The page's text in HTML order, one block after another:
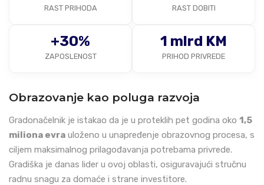
RAST PRIHODA RAST DOBITI
+30%
ZAPOSLENOST
1 mlrd KM
PRIHOD PRIVREDE
Obrazovanje kao poluga razvoja
Gradonačelnik je istakao da je u proteklih pet godina oko 1,5
miliona evra uloženo u unapređenje obrazovnog procesa, s
ciljem maksimalnog prilagođavanja potrebama privrede.
Gradiška je danas lider u ovoj oblasti, osiguravajući stručnu
radnu snagu za domaće i strane investitore.